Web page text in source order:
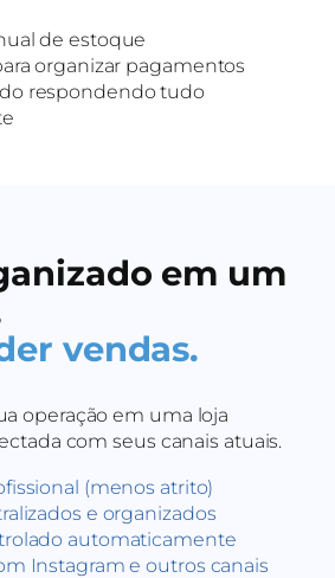
de estoque
organizar pagamentos
respondendo tudo
em um
vendas.
operação em uma loja
com seus canais atuais.
(menos atrito)
e organizados
automaticamente
Instagram e outros canais